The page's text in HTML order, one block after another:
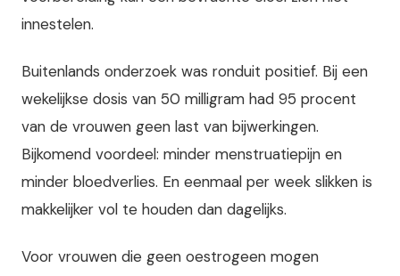
innestelen.
Buitenlands onderzoek was ronduit positief. Bij een
wekelijkse dosis van 50 milligram had 95 procent
van de vrouwen geen last van bijwerkingen.
Bijkomend voordeel: minder menstruatiepijn en
minder bloedverlies. En eenmaal per week slikken is
makkelijker vol te houden dan dagelijks.
Voor vrouwen die geen oestrogeen mogen